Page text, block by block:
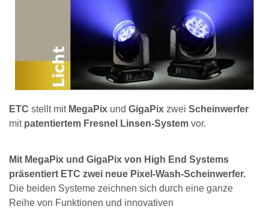
ETC stellt mit MegaPix und GigaPix zwei Scheinwerfer
mit patentiertem Fresnel Linsen-System vor.
Mit MegaPix und GigaPix von High End Systems
präsentiert ETC zwei neue Pixel-Wash-Scheinwerfer.
Die beiden Systeme zeichnen sich durch eine ganze
Reihe von Funktionen und innovativen